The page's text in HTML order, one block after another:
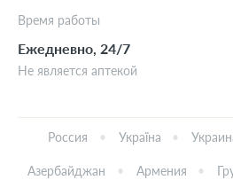
Время работы
Ежедневно, 24/7
Не является аптекой
Россия Україна
Азербайджан Армения